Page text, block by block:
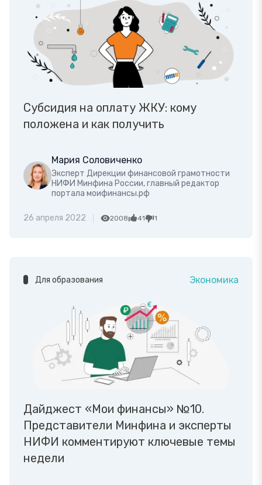
Субсидия на оплату ЖКУ: кому
положена и как получить
Мария Соловиченко
Эксперт Дирекции финансовой грамотности
НИФИ Минфина России, главный редактор
портала моифинансы.рф
26 апреля 2022 2008 41 1
Для образования Экономика
Дайджест «Мои финансы» №10.
Представители Минфина и эксперты
НИФИ комментируют ключевые темы
недели